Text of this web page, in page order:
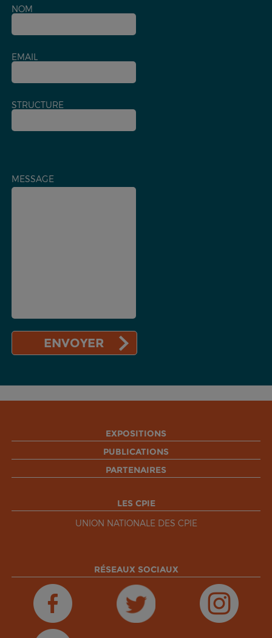
NOM
EMAIL
STRUCTURE
MESSAGE
EXPOSITIONS
PUBLICATIONS
PARTENAIRES
LES CPIE
UNION NATIONALE DES CPIE
RÉSEAUX SOCIAUX